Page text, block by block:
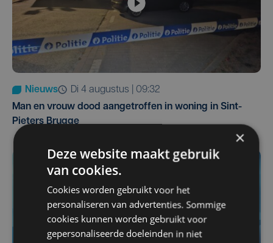
Nieuws
di 4 augustus | 09:32
Man en vrouw dood aangetroffen in woning in Sint-
Pieters Brugge
×
Deze website maakt gebruik
van cookies.
Cookies worden gebruikt voor het
personaliseren van advertenties. Sommige
cookies kunnen worden gebruikt voor
gepersonaliseerde doeleinden in niet